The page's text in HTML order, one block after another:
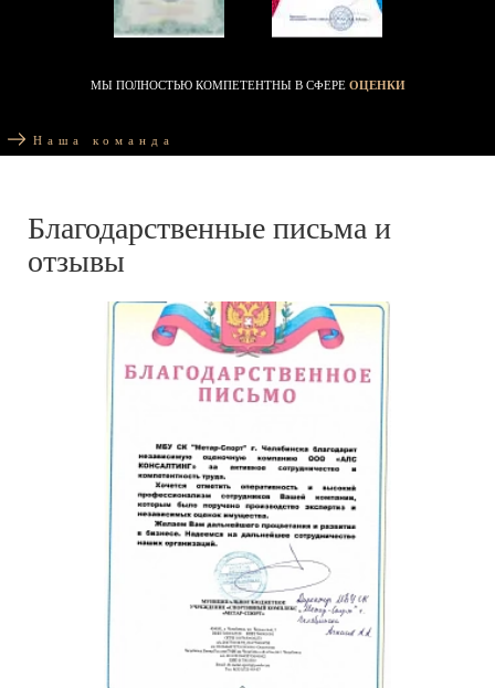
МЫ ПОЛНОСТЬЮ КОМПЕТЕНТНЫ В СФЕРЕ ОЦЕНКИ
Наша команда
Благодарственные письма и
отзывы